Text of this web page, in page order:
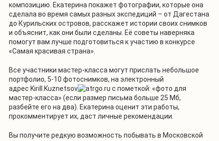
композицию. Екатерина покажет фотографии, которые она
сделала во время самых разных экспедиций – от Дагестана
до Курильских островов, расскажет истории своих снимков
и объяснит, как они были сделаны. Её советы наверняка
помогут вам лучше подготовиться к участию в конкурсе
«Самая красивая страна».
Все участники мастер-класса могут прислать небольшое
портфолио, 5-10 фотоснимков, на электронный
адрес Kirill.Kuznetsov
rgo.ru с пометкой: «фото для
мастер-класса» (если размер письма больше 25 Мб,
разбейте его на два). Екатерина оценит эти работы,
прокомментирует их, даст личные рекомендации.
Вы получите редкую возможность побывать в Московской